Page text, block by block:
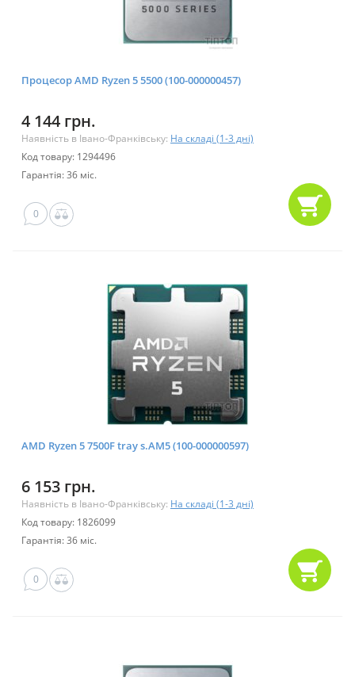
Процесор AMD Ryzen 5 5500 (100-000000457)
4 144 грн.
Наявність в Івано-Франківську: На складі (1-3 дні)
Код товару: 1294496
Гарантія: 36 міс.
0
AMD Ryzen 5 7500F tray s.AM5 (100-000000597)
6 153 грн.
Наявність в Івано-Франківську: На складі (1-3 дні)
Код товару: 1826099
Гарантія: 36 міс.
0